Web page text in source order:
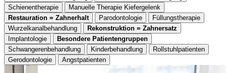
Schienentherapie
Manuelle Therapie Kiefergelenk
Restauration = Zahnerhalt
Parodontologie
Füllungstherapie
Wurzelkanalbehandlung
Rekonstruktion = Zahnersatz
Implantologie
Besondere Patientengruppen
Schwangerenbehandlung
Kinderbehandlung
Rollstuhlpatienten
Gerodontologie
Angstpatienten